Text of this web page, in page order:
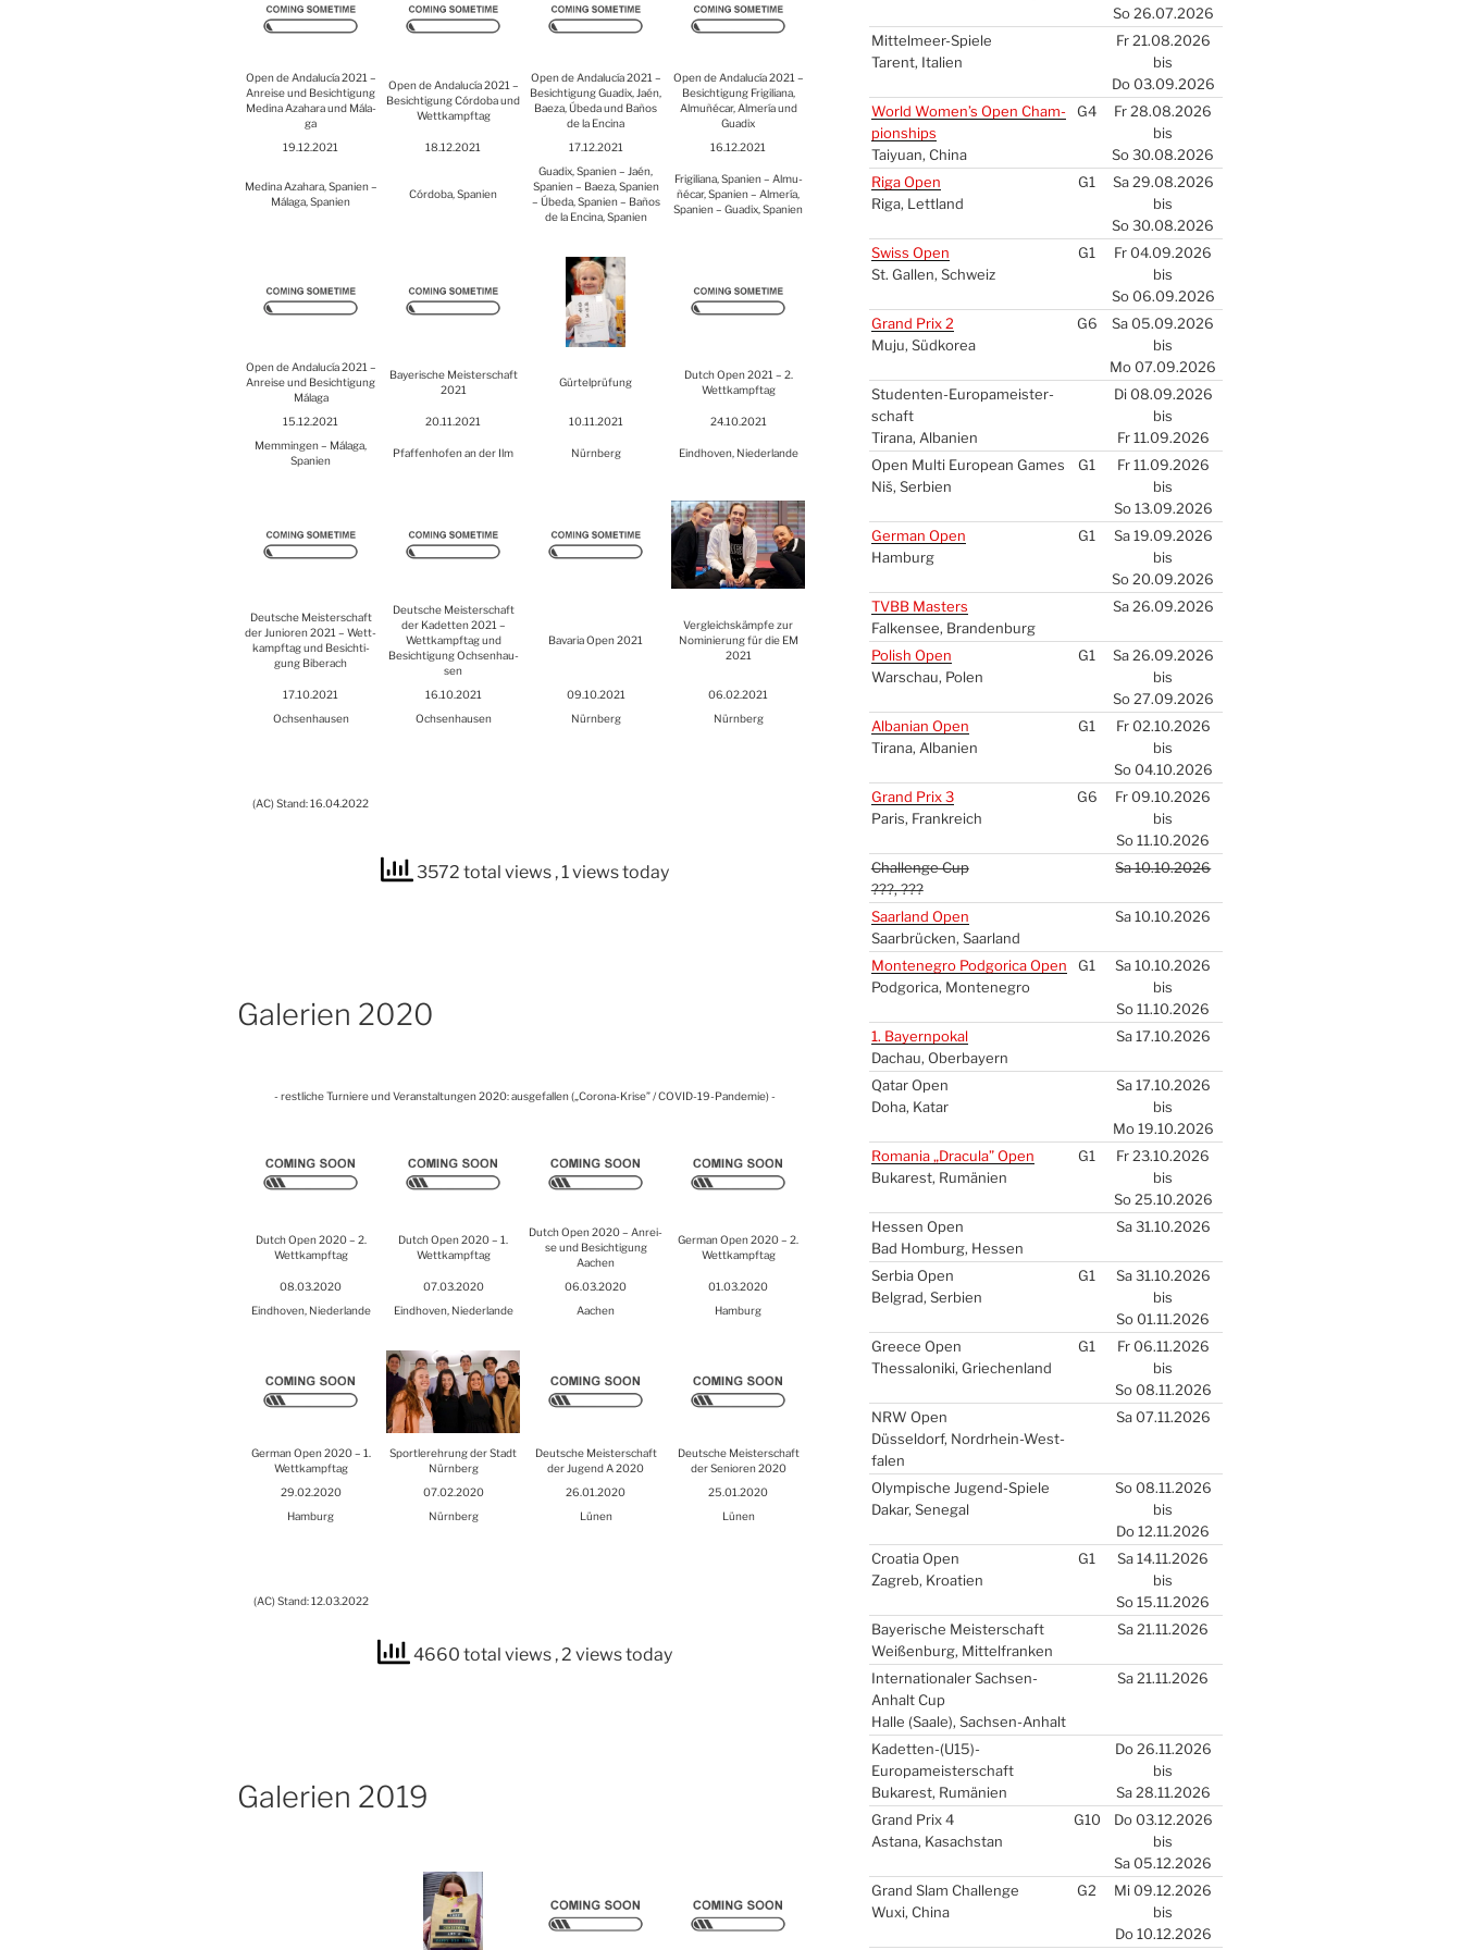
Open de Anda­lucía 2021 –
Anrei­se und Besich­ti­gung
Medi­na Aza­ha­ra und Mála­
ga
Open de Anda­lucía 2021 –
Besich­ti­gung Cór­do­ba und
Wett­kampf­tag
Open de Anda­lucía 2021 –
Besich­ti­gung Gua­dix, Jaén,
Bae­za, Úbe­da und Baños
de la Enci­na
Open de Anda­lucía 2021 –
Besich­ti­gung Fri­gi­lia­na,
Almu­ñé­car, Alme­ría und
Gua­dix
19.12.2021
18.12.2021 17.12.2021 16.12.2021
Medi­na Aza­ha­ra, Spa­ni­en –
Mála­ga, Spa­ni­en
Cór­do­ba, Spa­ni­en
Gua­dix, Spa­ni­en – Jaén,
Spa­ni­en – Bae­za, Spa­ni­en
– Úbe­da, Spa­ni­en – Baños
de la Enci­na, Spa­ni­en
Fri­gi­lia­na, Spa­ni­en – Almu­
ñé­car, Spa­ni­en – Alme­ría,
Spa­ni­en – Gua­dix, Spa­ni­en
Open de Anda­lucía 2021 –
Anrei­se und Besich­ti­gung
Mála­ga
Baye­ri­sche Meis­ter­schaft
2021
Gür­tel­prü­fung
Dut­ch Open 2021 – 2.
Wett­kampf­tag
15.12.2021 20.11.2021 10.11.2021
24.10.2021
Mem­min­gen – Mála­ga,
Spa­ni­en
Pfaf­fen­ho­fen an der Ilm Nürn­berg Eind­ho­ven, Nie­der­lan­de
Deut­sche Meis­ter­schaft
der Junio­ren 2021 – Wett­
kampf­tag und Besich­ti­
gung Biber­ach
Deut­sche Meis­ter­schaft
der Kadet­ten 2021 –
Wett­kampf­tag und
Besich­ti­gung Och­sen­hau­
sen
Bava­ria Open 2021
Ver­gleichs­kämp­fe zur
Nomi­nie­rung für die EM
2021
17.10.2021 16.10.2021 09.10.2021
06.02.2021
Och­sen­hau­sen
Och­sen­hau­sen Nürn­berg Nürn­berg
(AC) Stand: 16.04.2022
3572 total views , 1 views today
Gale­rien 2020
- rest­li­che Tur­nie­re und Ver­an­stal­tun­gen 2020: aus­ge­fal­len („Coro­na-Kri­se” / COVID-19-Pan­de­mie) -
Dut­ch Open 2020 – 2.
Wett­kampf­tag
Dut­ch Open 2020 – 1.
Wett­kampf­tag
Dut­ch Open 2020 – Anrei­
se und Besich­ti­gung
Aachen
Ger­man Open 2020 – 2.
Wett­kampf­tag
08.03.2020 07.03.2020 06.03.2020
01.03.2020
Eind­ho­ven, Nie­der­lan­de
Eind­ho­ven, Nie­der­lan­de Aachen Ham­burg
Ger­man Open 2020 – 1.
Wett­kampf­tag
Sport­ler­eh­rung der Stadt
Nürn­berg
Deut­sche Meis­ter­schaft
der Jugend A 2020
Deut­sche Meis­ter­schaft
der Senio­ren 2020
29.02.2020
07.02.2020 26.01.2020
25.01.2020
Ham­burg
Nürn­berg Lünen Lünen
(AC) Stand: 12.03.2022
4660 total views , 2 views today
Gale­rien 2019
So 26.07.2026
Mit­tel­meer-Spie­le
Tarent, Ita­li­en
Fr 21.08.2026
bis
Do 03.09.2026
World Women’s Open Cham­
pion­ships
Tai­yu­an, Chi­na
G4
Fr 28.08.2026
bis
So 30.08.2026
Riga Open
Riga, Lett­land
G1
Sa 29.08.2026
bis
So 30.08.2026
Swiss Open
St. Gal­len, Schweiz
G1
Fr 04.09.2026
bis
So 06.09.2026
Grand Prix 2
Muju, Süd­ko­rea
G6
Sa 05.09.2026
bis
Mo 07.09.2026
Stu­den­ten-Euro­pa­meis­ter­
schaft
Tira­na, Alba­ni­en
Di 08.09.2026
bis
Fr 11.09.2026
Open Mul­ti Euro­pean Games
Niš, Ser­bi­en
G1
Fr 11.09.2026
bis
So 13.09.2026
Ger­man Open
Ham­burg
G1
Sa 19.09.2026
bis
So 20.09.2026
TVBBMas­ters
Fal­ken­see, Bran­den­burg
Sa 26.09.2026
Polish Open
War­schau, Polen
G1
Sa 26.09.2026
bis
So 27.09.2026
Alba­ni­an Open
Tira­na, Alba­ni­en
G1
Fr 02.10.2026
bis
So 04.10.2026
Grand Prix 3
Paris, Frank­reich
G6
Fr 09.10.2026
bis
So 11.10.2026
Chal­len­ge Cup
???, ???
Sa 10.10.2026
Saar­land Open
Saar­brü­cken, Saar­land
Sa 10.10.2026
Mon­te­ne­gro Pod­go­ri­ca Open
Pod­go­ri­ca, Mon­te­ne­gro
G1
Sa 10.10.2026
bis
So 11.10.2026
1. Bay­ern­po­kal
Dach­au, Ober­bay­ern
Sa 17.10.2026
Qatar Open
Doha, Katar
Sa 17.10.2026
bis
Mo 19.10.2026
Roma­nia „Dra­cu­la” Open
Buka­rest, Rumä­ni­en
G1
Fr 23.10.2026
bis
So 25.10.2026
Hes­sen Open
Bad Hom­burg, Hes­sen
Sa 31.10.2026
Ser­bia Open
Bel­grad, Ser­bi­en
G1
Sa 31.10.2026
bis
So 01.11.2026
Greece Open
Thes­sa­lo­ni­ki, Grie­chen­land
G1
Fr 06.11.2026
bis
So 08.11.2026
NRW Open
Düs­sel­dorf, Nord­rhein-West­
fa­len
Sa 07.11.2026
Olym­pi­sche Jugend-Spie­le
Dakar, Sene­gal
So 08.11.2026
bis
Do 12.11.2026
Croa­tia Open
Zagreb, Kroa­ti­en
G1
Sa 14.11.2026
bis
So 15.11.2026
Baye­ri­sche Meis­ter­schaft
Wei­ßen­burg, Mit­tel­fran­ken
Sa 21.11.2026
Inter­na­tio­na­ler Sach­sen-
Anhalt Cup
Hal­le (Saa­le), Sach­sen-Anhalt
Sa 21.11.2026
Kadetten-(U15)-
Europameisterschaft
Buka­rest, Rumä­ni­en
Do 26.11.2026
bis
Sa 28.11.2026
Grand Prix 4
Asta­na, Kasach­stan
G10
Do 03.12.2026
bis
Sa 05.12.2026
Grand Slam Chal­len­ge
Wuxi, Chi­na
G2
Mi 09.12.2026
bis
Do 10.12.2026